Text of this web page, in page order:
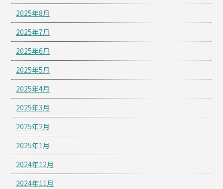
2025年8月
2025年7月
2025年6月
2025年5月
2025年4月
2025年3月
2025年2月
2025年1月
2024年12月
2024年11月